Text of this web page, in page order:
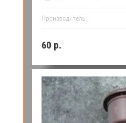
Производитель:
60р.